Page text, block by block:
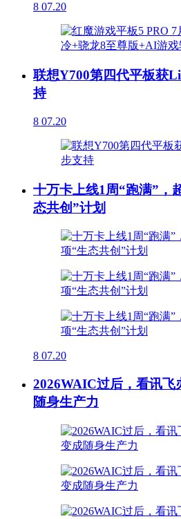
8 07.20
联想Y700第四代平板获
持
8 07.20
十万卡上线1周“跑满”，
态共创”计划
8 07.20
2026WAIC过后，看讯
随身生产力